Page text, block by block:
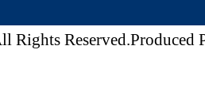
Rights Reserved.Produced